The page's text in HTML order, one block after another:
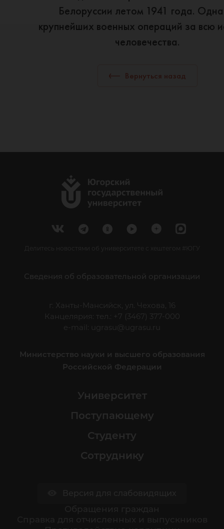
Белоруссии летом 1941 года.
крупнейших военных операций за всю
человечества.
Вернуться назад
Делитесь новостями об университете с хештегом #ЮГУ
Сведения об образовательной организации
г. Ханты-Мансийск, ул. Чехова, 16
Канцелярия: тел.: +7 (3467) 377-000
e-mail:
ugrasu@ugrasu.ru
Министерство науки и высшего образования
Российской Федерации
Университет
Поступающему
Студенту
Сотруднику